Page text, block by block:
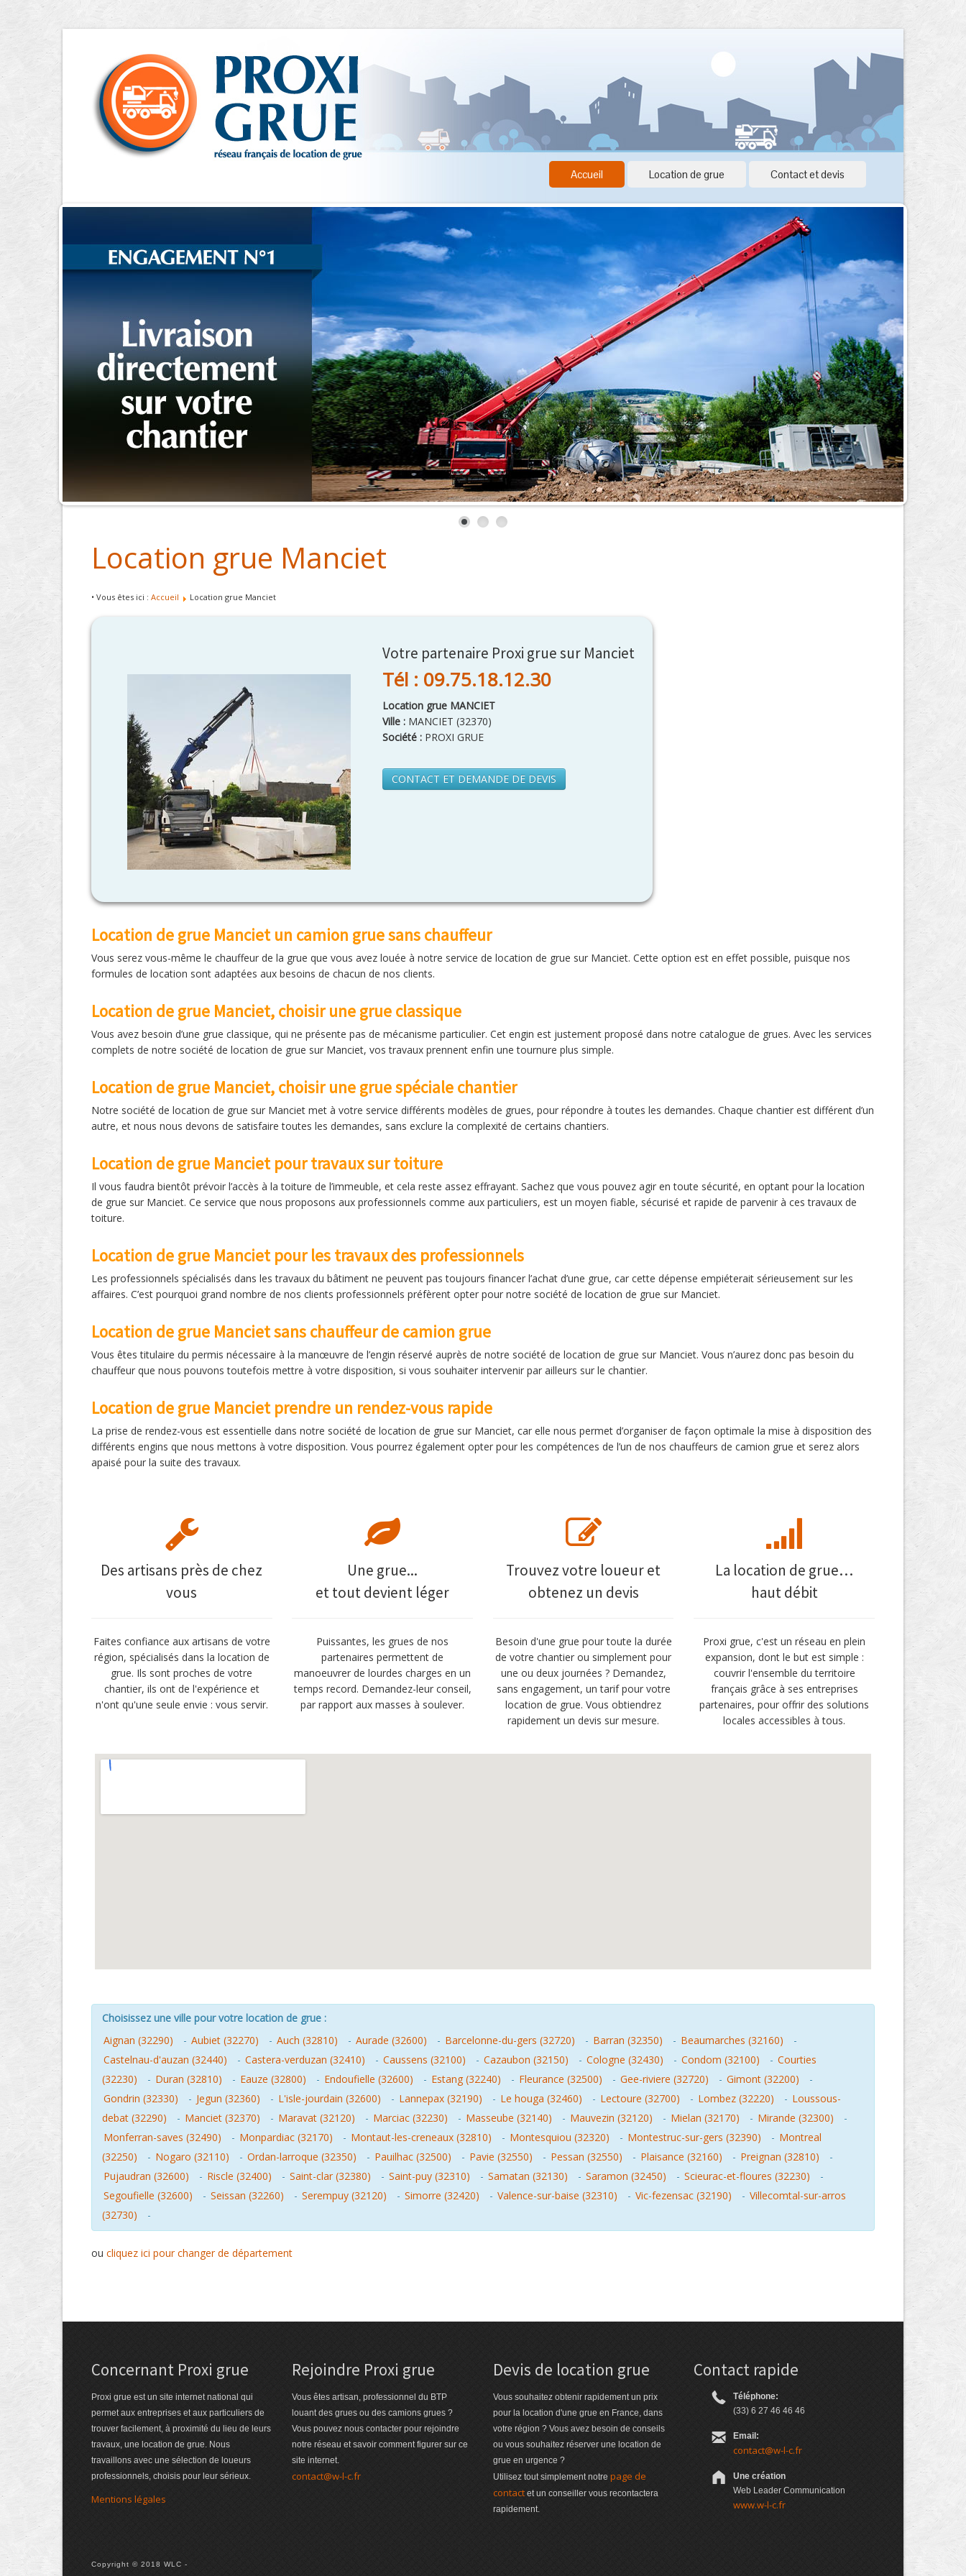
Accueil Location de grue Contact et devis
Location grue Manciet
• Vous êtes ici : Accueil Location grue Manciet
Votre partenaire Proxi grue sur Manciet
Tél : 09.75.18.12.30
Location grue MANCIET
Ville : MANCIET (32370)
Société : PROXI GRUE
CONTACT ET DEMANDE DE DEVIS
Location de grue Manciet un camion grue sans chauffeur
Vous serez vous-même le chauffeur de la grue que vous avez louée à notre service de location de grue sur Manciet. Cette option est en effet possible, puisque nos
formules de location sont adaptées aux besoins de chacun de nos clients.
Location de grue Manciet, choisir une grue classique
Vous avez besoin d’une grue classique, qui ne présente pas de mécanisme particulier. Cet engin est justement proposé dans notre catalogue de grues. Avec les services
complets de notre société de location de grue sur Manciet, vos travaux prennent enfin une tournure plus simple.
Location de grue Manciet, choisir une grue spéciale chantier
Notre société de location de grue sur Manciet met à votre service différents modèles de grues, pour répondre à toutes les demandes. Chaque chantier est différent d’un
autre, et nous nous devons de satisfaire toutes les demandes, sans exclure la complexité de certains chantiers.
Location de grue Manciet pour travaux sur toiture
Il vous faudra bientôt prévoir l’accès à la toiture de l’immeuble, et cela reste assez effrayant. Sachez que vous pouvez agir en toute sécurité, en optant pour la location
de grue sur Manciet. Ce service que nous proposons aux professionnels comme aux particuliers, est un moyen fiable, sécurisé et rapide de parvenir à ces travaux de
toiture.
Location de grue Manciet pour les travaux des professionnels
Les professionnels spécialisés dans les travaux du bâtiment ne peuvent pas toujours financer l’achat d’une grue, car cette dépense empiéterait sérieusement sur les
affaires. C’est pourquoi grand nombre de nos clients professionnels préfèrent opter pour notre société de location de grue sur Manciet.
Location de grue Manciet sans chauffeur de camion grue
Vous êtes titulaire du permis nécessaire à la manœuvre de l’engin réservé auprès de notre société de location de grue sur Manciet. Vous n’aurez donc pas besoin du
chauffeur que nous pouvons toutefois mettre à votre disposition, si vous souhaiter intervenir par ailleurs sur le chantier.
Location de grue Manciet prendre un rendez-vous rapide
La prise de rendez-vous est essentielle dans notre société de location de grue sur Manciet, car elle nous permet d’organiser de façon optimale la mise à disposition des
différents engins que nous mettons à votre disposition. Vous pourrez également opter pour les compétences de l’un de nos chauffeurs de camion grue et serez alors
apaisé pour la suite des travaux.
Des artisans près de chez
vous
Faites confiance aux artisans de votre
région, spécialisés dans la location de
grue. Ils sont proches de votre
chantier, ils ont de l'expérience et
n'ont qu'une seule envie : vous servir.
Une grue...
et tout devient léger
Puissantes, les grues de nos
partenaires permettent de
manoeuvrer de lourdes charges en un
temps record. Demandez-leur conseil,
par rapport aux masses à soulever.
Trouvez votre loueur et
obtenez un devis
Besoin d'une grue pour toute la durée
de votre chantier ou simplement pour
une ou deux journées ? Demandez,
sans engagement, un tarif pour votre
location de grue. Vous obtiendrez
rapidement un devis sur mesure.
La location de grue…
haut débit
Proxi grue, c'est un réseau en plein
expansion, dont le but est simple :
couvrir l'ensemble du territoire
français grâce à ses entreprises
partenaires, pour offrir des solutions
locales accessibles à tous.
Choisissez une ville pour votre location de grue :
Aignan (32290)
- Aubiet (32270) - Auch (32810) - Aurade (32600) - Barcelonne-du-gers (32720) - Barran (32350) - Beaumarches (32160)
-
Castelnau-d'auzan (32440)
- Castera-verduzan (32410) - Caussens (32100) - Cazaubon (32150) - Cologne (32430) - Condom (32100) - Courties
(32230)
- Duran (32810) - Eauze (32800) - Endoufielle (32600) - Estang (32240) - Fleurance (32500) - Gee-riviere (32720) - Gimont (32200)
-
Gondrin (32330)
- Jegun (32360) - L'isle-jourdain (32600) - Lannepax (32190) - Le houga (32460) - Lectoure (32700) - Lombez (32220) - Loussous-
debat (32290)
- Manciet (32370) - Maravat (32120) - Marciac (32230) - Masseube (32140) - Mauvezin (32120) - Mielan (32170) - Mirande (32300)
-
Monferran-saves (32490)
- Monpardiac (32170) - Montaut-les-creneaux (32810) - Montesquiou (32320) - Montestruc-sur-gers (32390) - Montreal
(32250)
- Nogaro (32110) - Ordan-larroque (32350) - Pauilhac (32500) - Pavie (32550) - Pessan (32550) - Plaisance (32160) - Preignan (32810)
-
Pujaudran (32600)
- Riscle (32400) - Saint-clar (32380) - Saint-puy (32310) - Samatan (32130) - Saramon (32450) - Scieurac-et-floures (32230)
-
Segoufielle (32600)
- Seissan (32260) - Serempuy (32120) - Simorre (32420) - Valence-sur-baise (32310) - Vic-fezensac (32190) - Villecomtal-sur-arros
(32730)
-
ou cliquez ici pour changer de département
Concernant Proxi grue
Proxi grue est un site internet national qui
permet aux entreprises et aux particuliers de
trouver facilement, à proximité du lieu de leurs
travaux, une location de grue. Nous
travaillons avec une sélection de loueurs
professionnels, choisis pour leur sérieux.
Mentions légales
Rejoindre Proxi grue
Vous êtes artisan, professionnel du BTP
louant des grues ou des camions grues ?
Vous pouvez nous contacter pour rejoindre
notre réseau et savoir comment figurer sur ce
site internet.
contact@w-l-c.fr
Devis de location grue
Vous souhaitez obtenir rapidement un prix
pour la location d'une grue en France, dans
votre région ? Vous avez besoin de conseils
ou vous souhaitez réserver une location de
grue en urgence ?
Utilisez tout simplement notre page de
contactet un conseiller vous recontactera
rapidement.
Contact rapide
Téléphone:
(33) 6 27 46 46 46
Email:
contact@w-l-c.fr
Une création
Web Leader Communication
www.w-l-c.fr
Copyright © 2018 WLC -